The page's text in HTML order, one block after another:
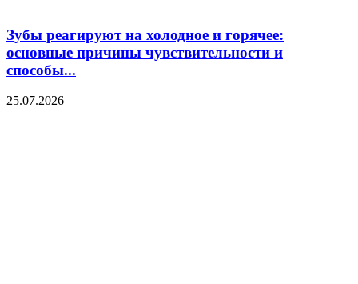
Зубы реагируют на холодное и горячее:
основные причины чувствительности и
способы...
25.07.2026